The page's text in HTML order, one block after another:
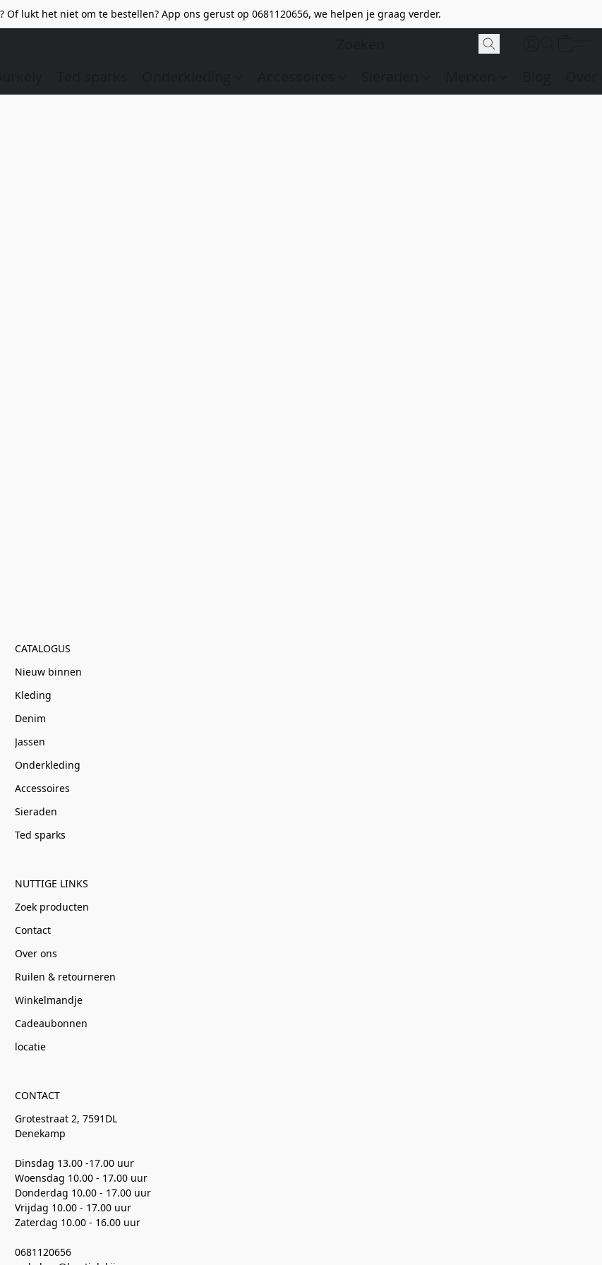
Of lukt het niet om te bestellen? App ons gerust op 0681120656, we helpen je graag verder.
CATALOGUS
Nieuw binnen
Kleding
Denim
Jassen
Onderkleding
Accessoires
Sieraden
Ted sparks
NUTTIGE LINKS
Zoek producten
Contact
Over ons
Ruilen & retourneren
Winkelmandje
Cadeaubonnen
locatie
CONTACT
Grotestraat 2, 7591DL
Denekamp
Dinsdag 13.00 -17.00 uur
Woensdag 10.00 - 17.00 uur
Donderdag 10.00 - 17.00 uur
Vrijdag 10.00 - 17.00 uur
Zaterdag 10.00 - 16.00 uur
0681120656